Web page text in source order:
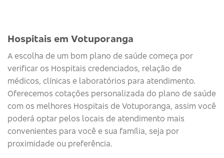
Hospitais em Votuporanga
A escolha de um bom plano de saúde começa por
verificar os Hospitais credenciados, relação de
médicos, clínicas e laboratórios para atendimento.
Oferecemos cotações personalizada do plano de saúde
com os melhores Hospitais de Votuporanga, assim você
poderá optar pelos locais de atendimento mais
convenientes para você e sua família, seja por
proximidade ou preferência.